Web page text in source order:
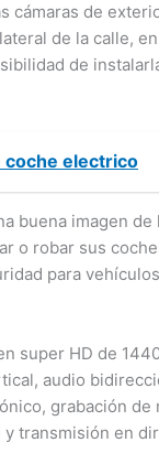
cámaras de
de la calle,
de
coche electrico
buena imagen
o robar sus
para
super HD de
audio
grabación de
y transmisión en